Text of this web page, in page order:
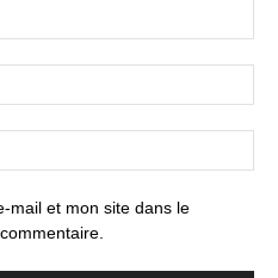
mail et mon site dans le